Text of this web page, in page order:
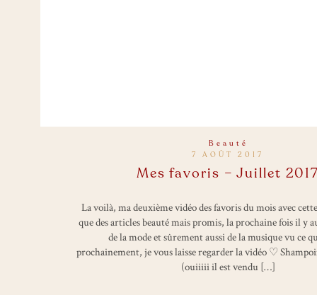
La voilà, ma deuxième vidéo des favoris du mois avec
que des articles beauté mais promis, la prochaine fois il y
de la mode et sûrement aussi de la musique vu ce
prochainement, je vous laisse regarder la vidéo ♡
(ouiiiii il est vendu […]
7 AOÛT 2017
Mes favoris – Juillet
Beauté